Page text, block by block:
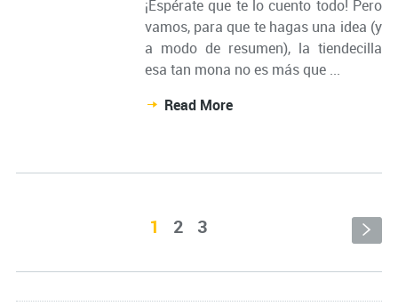
¡Espérate que te lo cuento todo! Pero
vamos, para que te hagas una idea (y
a modo de resumen), la tiendecilla
esa tan mona no es más que ...
Read More
1 2 3 s